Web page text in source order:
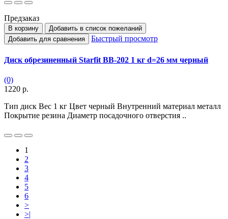
Предзаказ
В корзину
Добавить в список пожеланий
Добавить для сравнения
Быстрый просмотр
Диск обрезиненный Starfit BB-202 1 кг d=26 мм черный
(0)
1220 р.
Тип диск Вес 1 кг Цвет черный Внутренний материал металл
Покрытие резина Диаметр посадочного отверстия ..
1
2
3
4
5
6
>
>|